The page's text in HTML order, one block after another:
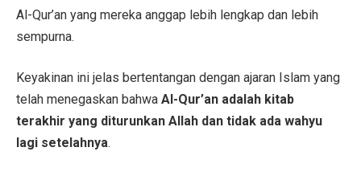
Al-Qur’an yang mereka anggap lebih lengkap dan lebih
sempurna.
Keyakinan ini jelas bertentangan dengan ajaran Islam yang
telah menegaskan bahwa Al-Qur’an adalah kitab
terakhir yang diturunkan Allah dan tidak ada wahyu
lagi setelahnya.